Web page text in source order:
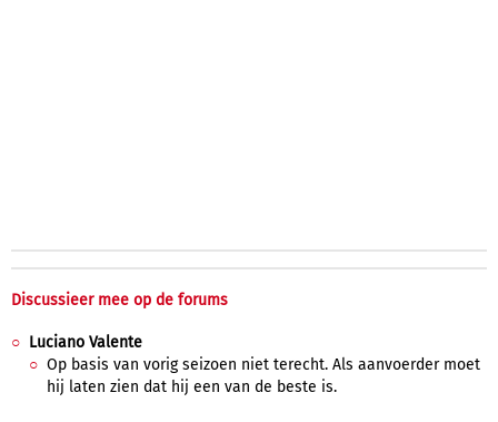
Discussieer mee op de forums
Luciano Valente
Op basis van vorig seizoen niet terecht. Als aanvoerder moet
hij laten zien dat hij een van de beste is.